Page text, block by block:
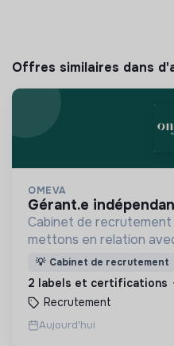
Offres similaires dans
OMEVA
gérant.e
Cabinet de recrutement
mettons en relation
soucieuses de leurs
ensemble pour un futur
💡 Cabinet de recrutement
2 labels et certifications
Recrutement
Aujourd'hui